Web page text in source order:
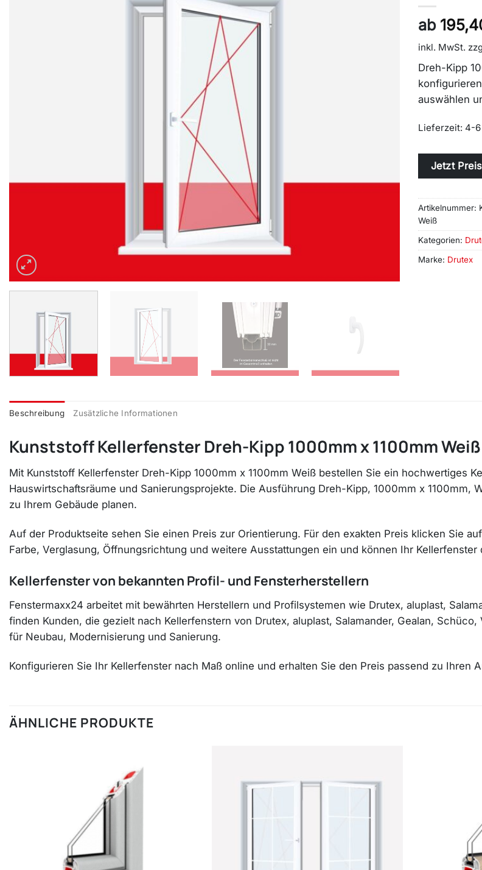
ab
inkl. MwSt.
Dreh-Kipp
auswählen
Lieferzeit: 4-6
Jetzt
Artikelnummer:
Weiß
Kategorien:
Marke: Drutex
Beschreibung Zusätzliche Informationen
Kunststoff Kellerfenster Dreh-Kipp 1000mm x 1100mm
Mit Kunststoff Kellerfenster Dreh-Kipp 1000mm x 1100mm Weiß bestellen Sie ein hochwertiges
Hauswirtschaftsräume und Sanierungsprojekte. Die Ausführung Dreh-Kipp, 1000mm x
zu Ihrem Gebäude planen.
Auf der Produktseite sehen Sie einen Preis zur Orientierung. Für den exakten Preis klicken Sie
Farbe, Verglasung, Öffnungsrichtung und weitere Ausstattungen ein und können Ihr Kellerfenster
Kellerfenster von bekannten Profil- und Fensterherstellern
Fenstermaxx24 arbeitet mit bewährten Herstellern und Profilsystemen wie Drutex, aluplast,
finden Kunden, die gezielt nach Kellerfenstern von Drutex, aluplast, Salamander, Gealan,
für Neubau, Modernisierung und Sanierung.
Konfigurieren Sie Ihr Kellerfenster nach Maß online und erhalten Sie den Preis passend zu Ihren
ÄHNLICHE PRODUKTE